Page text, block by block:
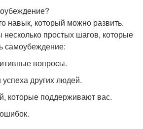
навык, который можно развить.
простых шагов, которые
самоубеждение:
вопросы.
других людей.
которые поддерживают вас.